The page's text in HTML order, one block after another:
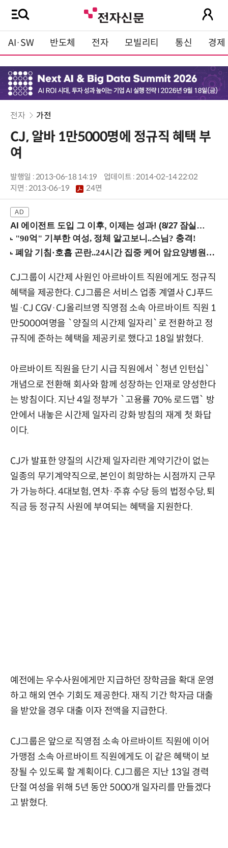
AI·SW 반도체 전자 모빌리티 통신 경제
전자 가전
CJ, 알바 1만5000명에 정규직 혜택 부
여
발행일 : 2013-06-18 14:19
업데이트 : 2014-02-14 22:02
지면 :2013-06-19 24면
AI 에이전트 도입 그 이후, 이제는 성과! (8/27 잠실역)
CJ그룹이 시간제 사원인 아르바이트 직원에게도 정규직
혜택을 제공한다. CJ그룹은 서비스 업종 계열사 CJ푸드
빌·CJ CGV·CJ올리브영 직영점 소속 아르바이트 직원 1
만5000여명을 `양질의 시간제 일자리`로 전환하고 정
규직에 준하는 혜택을 제공키로 했다고 18일 밝혔다.
아르바이트 직원을 단기 시급 직원에서 `청년 인턴십`
개념으로 전환해 회사와 함께 성장하는 인재로 양성한다
는 방침이다. 지난 4일 정부가 `고용률 70% 로드맵` 방
안에서 내놓은 시간제 일자리 강화 방침의 재계 첫 화답
이다.
CJ가 발표한 양질의 시간제 일자리란 계약기간이 없는
일종의 무기계약직으로, 본인이 희망하는 시점까지 근무
가 가능하다. 4대보험, 연차·주휴 수당 등의 법정수당, 퇴
직금 등 정규직 사원에 부여되는 혜택을 지원한다.
예전에는 우수사원에게만 지급하던 장학금을 확대 운영
하고 해외 연수 기회도 제공한다. 재직 기간 학자금 대출
을 받았을 경우 대출 이자 전액을 지급한다.
CJ그룹은 앞으로 직영점 소속 아르바이트 직원에 이어
가맹점 소속 아르바이트 직원에게도 이 같은 혜택이 보
장될 수 있도록 할 계획이다. CJ그룹은 지난 13일 경력
단절 여성을 위해 5년 동안 5000개 일자리를 만들겠다
고 밝혔다.